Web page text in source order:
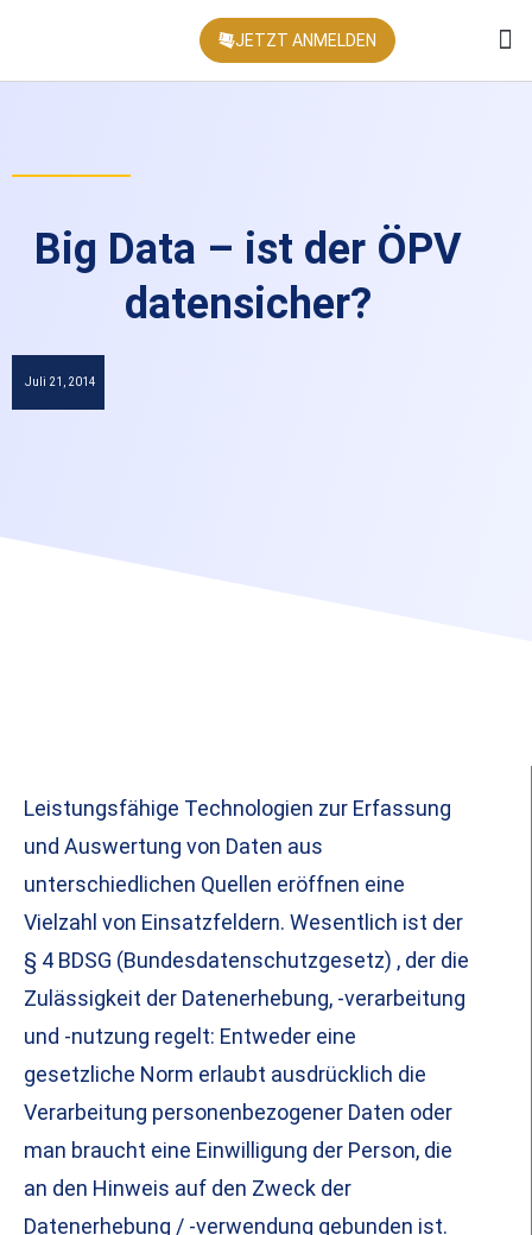
JETZT ANMELDEN
Big Data – ist der ÖPV
datensicher?
Juli 21, 2014
Leistungsfähige Technologien zur Erfassung
und Auswertung von Daten aus
unterschiedlichen Quellen eröffnen eine
Vielzahl von Einsatzfeldern. Wesentlich ist der
§ 4 BDSG (Bundesdatenschutzgesetz) , der die
Zulässigkeit der Datenerhebung, -verarbeitung
und -nutzung regelt: Entweder eine
gesetzliche Norm erlaubt ausdrücklich die
Verarbeitung personenbezogener Daten oder
man braucht eine Einwilligung der Person, die
an den Hinweis auf den Zweck der
Datenerhebung / -verwendung gebunden ist.